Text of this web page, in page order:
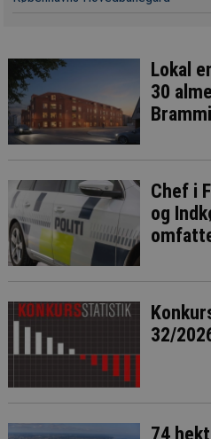
Lokal
30
Chef i
og
32/
74